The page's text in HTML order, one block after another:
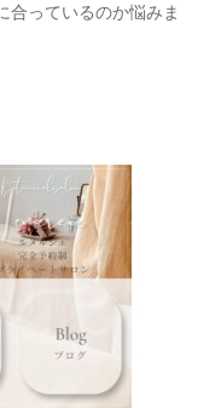
合っているのか悩みま